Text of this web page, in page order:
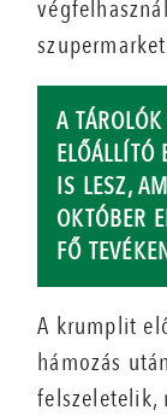
A
ELŐÁLLÍTÓ
IS LESZ,
OKTÓBER
FŐ
A krumplit
hámozás
felszeletelik,